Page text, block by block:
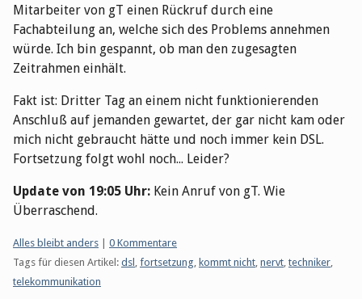
Mitarbeiter von gT einen Rückruf durch eine
Fachabteilung an, welche sich des Problems annehmen
würde. Ich bin gespannt, ob man den zugesagten
Zeitrahmen einhält.
Fakt ist: Dritter Tag an einem nicht funktionierenden
Anschluß auf jemanden gewartet, der gar nicht kam oder
mich nicht gebraucht hätte und noch immer kein DSL.
Fortsetzung folgt wohl noch... Leider?
Update von 19:05 Uhr: Kein Anruf von gT. Wie
Überraschend.
Kategorien:
Alles bleibt anders
0 Kommentare
Tags für diesen Artikel: dsl , fortsetzung, kommt nicht, nervt, techniker,
telekommunikation